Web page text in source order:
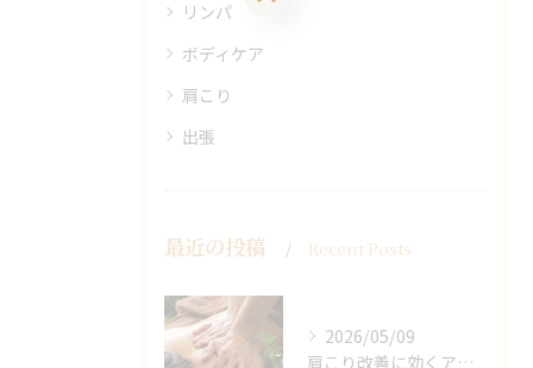
リンパ
ボディケア
肩こり
出張
最近の投稿 Recent Posts
2026/05/09
肩こり改善に効くアロマリンパの手技と効果